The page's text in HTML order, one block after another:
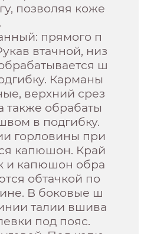
позволяя коже
прямого п
втачной, низ
ш
Карманы
верхний срез
также обрабаты
в подгибку.
горловины при
капюшон. Край
и капюшон обра
обтачкой по
В боковые ш
талии вшива
под пояс.